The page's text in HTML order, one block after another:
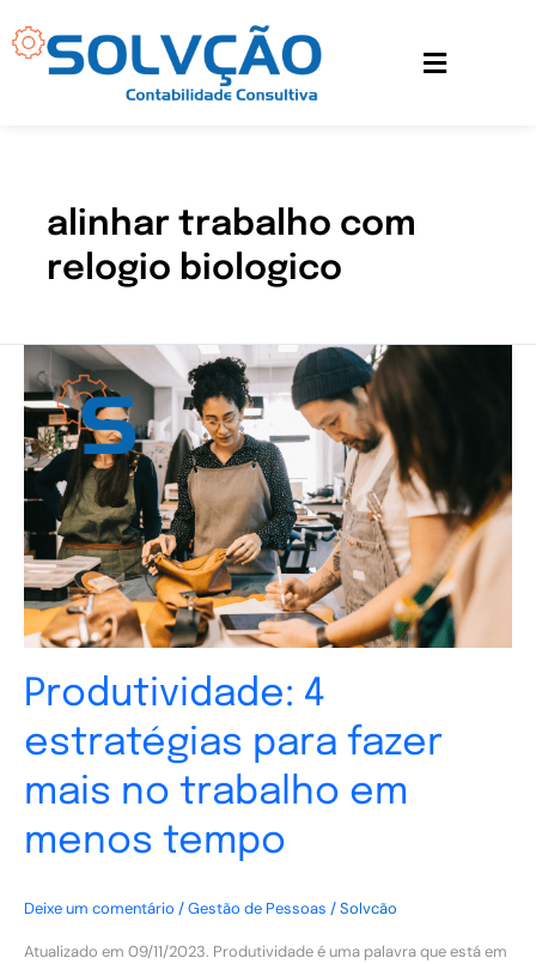
para
alinhar trabalho com
relogio biologico
Produtividade: 4
estratégias para fazer
mais no trabalho em
menos tempo
Deixe um comentário /Gestão de Pessoas /Solvcão
Atualizado em 09/11/2023. Produtividade é uma palavra que está em
Produtividade:
4
estratégias
para
fazer
mais
trabalho
em
menos
tempo